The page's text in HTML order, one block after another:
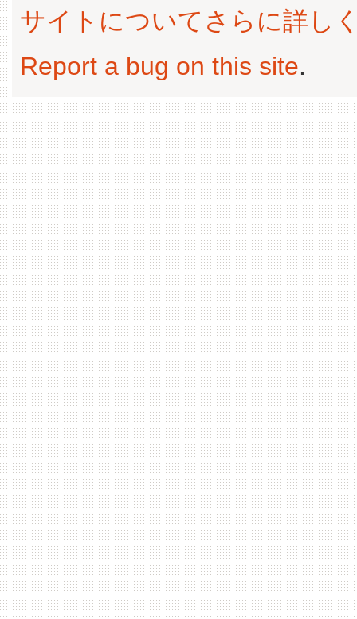
サイトについてさらに詳し
Report a bug on this site.